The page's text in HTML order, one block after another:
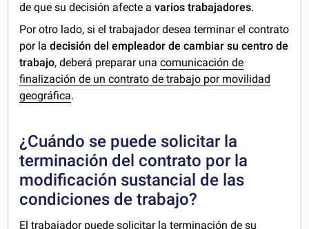
de que su decisión afecte avarios trabajadores.
Por otro lado, si el trabajador desea terminar el contrato
por ladecisión del empleador de cambiar su centro de
trabajo, deberá preparar unacomunicación de
finalización de un contrato de trabajo por movilidad
geográfica.
¿Cuándo se puede solicitar la
terminación del contrato por la
modificación sustancial de las
condiciones de trabajo?
El trabajador puede solicitar la terminación de su